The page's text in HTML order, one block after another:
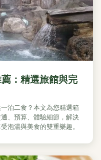
：精選旅館與完
泊二食？本文為您精選箱
、預算、體驗細節，解決
泡湯與美食的雙重樂趣。